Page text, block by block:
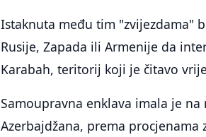
Istaknuta među tim "zvijezdama"
Rusije, Zapada ili Armenije da
Karabah, teritorij koji je čitavo
Samoupravna enklava imala je
Azerbajdžana, prema